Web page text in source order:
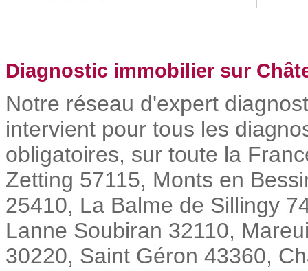
Diagnostic immobilier sur
Notre réseau d'expert
intervient pour tous les
obligatoires, sur toute la
Zetting 57115, Monts en
25410, La Balme de Sillingy
Lanne Soubiran 32110,
30220, Saint Géron 43360,